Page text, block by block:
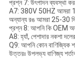
প্রশ্ন 7: উৎপাদন ব্যবস্থা
A7: 380V 50HZ আমরা 10
অন্যান্য রঙ আমরা 25-30
প্রশ্ন 8: আপনি কি OEM
A8: হ্যাঁ, পেশাদার নকশা
Q9: আপনি কোন বাণিজ্যিক
উত্তরঃ উপলভ্য বাণিজ্য